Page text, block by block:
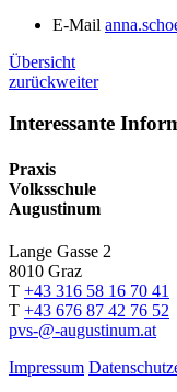
E-Mail
Übersicht
zurückweiter
Interessante
Praxis
Volksschule
Augustinum
Lange Gasse 2
8010 Graz
T +43 316 58 16 70 41
T +43 676 87 42 76 52
pvs-@-augustinum.at
Impressum